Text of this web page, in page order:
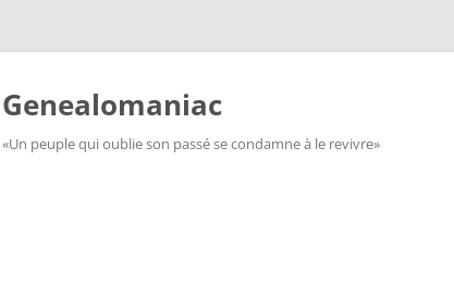
Aller
Genealomaniac
«Un peuple qui oublie son passé se condamne à le revivre»